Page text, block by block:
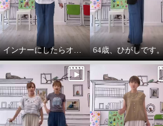
インナーにしたらオールシーズンいけます。インナーパーカー❤️